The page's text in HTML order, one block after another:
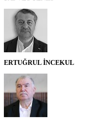
ERTUĞRUL İNCEKUL